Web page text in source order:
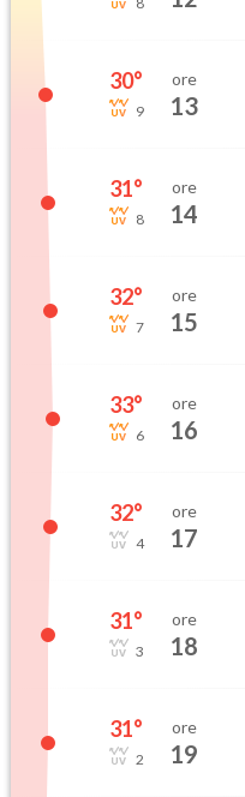
30°
9
ore
13
31°
8
ore
14
32°
7
ore
15
33°
6
ore
16
32°
4
ore
17
31°
3
ore
18
31°
2
ore
19